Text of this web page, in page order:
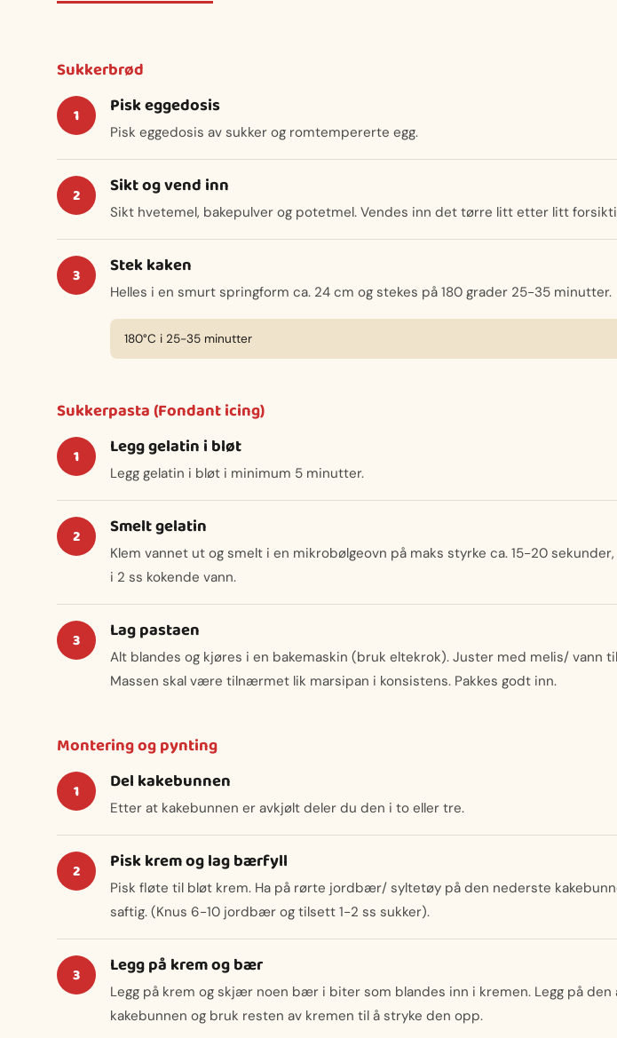
Sukkerbrød
Pisk eggedosis
Pisk eggedosis av sukker og romtempererte egg.
Sikt og vend inn
Sikt hvetemel, bakepulver og potetmel. Vendes inn det tørre litt etter litt
Stek kaken
Helles i en smurt springform ca. 24 cm og stekes på 180 grader 25-35 minutter.
180°C i 25-35 minutter
Sukkerpasta (Fondant icing)
Legg gelatin i bløt
Legg gelatin i bløt i minimum 5 minutter.
Smelt gelatin
Klem vannet ut og smelt i en mikrobølgeovn på maks styrke ca. 15-20
i 2 ss kokende vann.
Lag pastaen
Alt blandes og kjøres i en bakemaskin (bruk eltekrok). Juster med melis/ vann
Massen skal være tilnærmet lik marsipan i konsistens. Pakkes godt inn.
Montering og pynting
Del kakebunnen
Etter at kakebunnen er avkjølt deler du den i to eller tre.
Pisk krem og lag bærfyll
Pisk fløte til bløt krem. Ha på rørte jordbær/ syltetøy på den nederste
saftig. (Knus 6-10 jordbær og tilsett 1-2 ss sukker).
Legg på krem og bær
Legg på krem og skjær noen bær i biter som blandes inn i kremen. Legg på den
kakebunnen og bruk resten av kremen til å stryke den opp.